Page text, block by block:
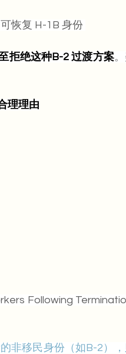
恢复 H-1B 身份
拒绝这种B-2 过渡方案
理理由
Following
非移民身份（如B-2）